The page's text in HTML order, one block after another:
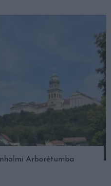
Arborétumba